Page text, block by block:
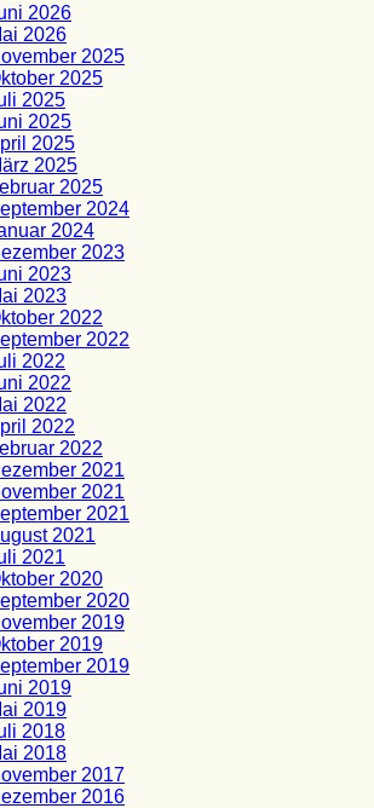
2026
2026
2025
2025
2025
2025
2025
2025
2025
2024
2024
2023
2023
2023
2022
2022
2022
2022
2022
2022
2022
2021
2021
2021
2021
2021
2020
2020
2019
2019
2019
2019
2019
2018
2018
2017
2016